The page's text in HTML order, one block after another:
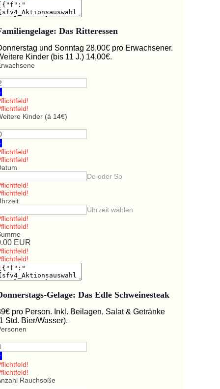
Das Ritteressen
und Sonntag 28,00€ pro Erwachsener.
Kinder (bis 11 J.) 14,00€.
Kinder (á 14€)
Do oder So
Uhrzeit wählen
EUR
Gelage: Das Edle Schweinesteak
pro Person. Inkl. Beilagen, Salat & Getränke
Std. Bier/Wasser).
Rauchsoße